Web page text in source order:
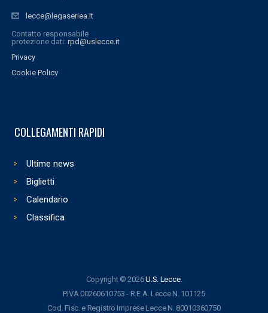
lecce@legaseriea.it
Contatto responsabile
protezione dati: rpd@uslecce.it
Privacy
Cookie Policy
COLLEGAMENTI RAPIDI
Ultime news
Biglietti
Calendario
Classifica
Copyright © 2026U.S. Lecce.
P.IVA 00260610753 - R.E.A. Lecce N. 101125
Cod. Fisc. e Registro Imprese Lecce N. 80010360750